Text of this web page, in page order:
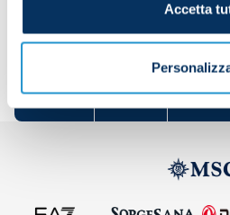
Accetta
Share the article with your
team